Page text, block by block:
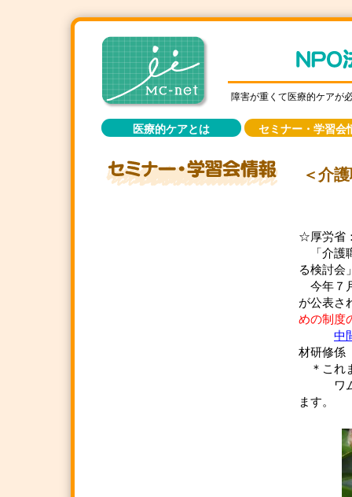
障害が重くて医療的ケアが
医療的ケアとは セミナー・学習会
＜介
☆厚労省
「介護
る検討会
今年７
が公表
めの制度
中
材研修係
＊これ
ワムネ
ます。